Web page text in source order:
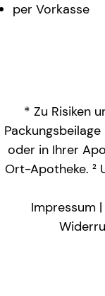
per Vorkasse
* Zu Risiken
oder in Ihrer
Ort-Apotheke. ²
Impressum